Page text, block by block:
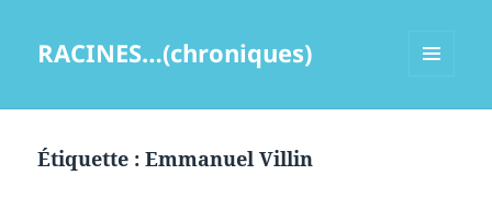
RACINES…(chroniques)
Étiquette :Emmanuel Villin